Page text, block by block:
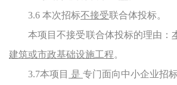
3.6 本次招标不接受联合体投标。
本项目不接受联合体投标的理由：
建筑或市政基础设施工程。
3.7本项目 是 专门面向中小企业招标